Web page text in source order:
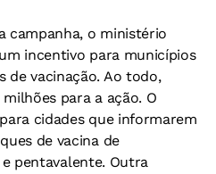
campanha, o ministério
incentivo para municípios
de vacinação. Ao todo,
para a ação. O
cidades que informarem
de vacina de
pentavalente. Outra